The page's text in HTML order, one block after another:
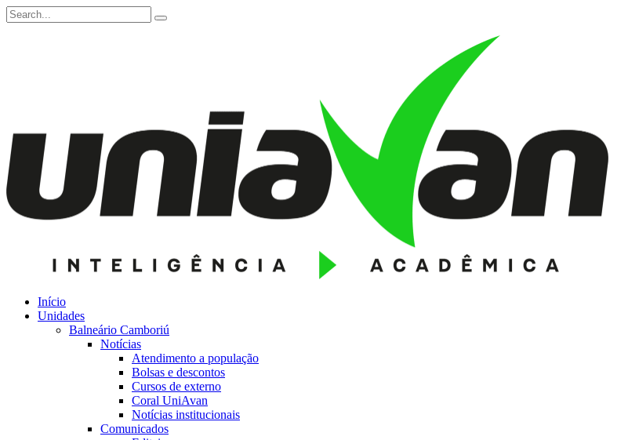
Início
Unidades
Balneário Camboriú
Notícias
Atendimento a população
Bolsas e descontos
Cursos de externo
Coral UniAvan
Notícias institucionais
Comunicados